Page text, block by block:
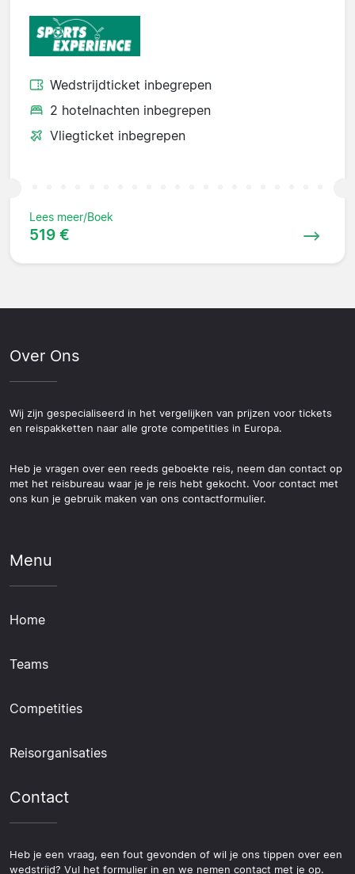
Wedstrijdticket inbegrepen
2 hotelnachten inbegrepen
Vliegticket inbegrepen
Lees meer/Boek
519 €
Over Ons
Wij zijn gespecialiseerd in het vergelijken van prijzen voor tickets
en reispakketten naar alle grote competities in Europa.
Heb je vragen over een reeds geboekte reis, neem dan contact op
met het reisbureau waar je je reis hebt gekocht. Voor contact met
ons kun je gebruik maken van ons contactformulier.
Menu
Home
Teams
Competities
Reisorganisaties
Contact
Heb je een vraag, een fout gevonden of wil je ons tippen over een
wedstrijd? Vul het formulier in en we nemen contact met je op.